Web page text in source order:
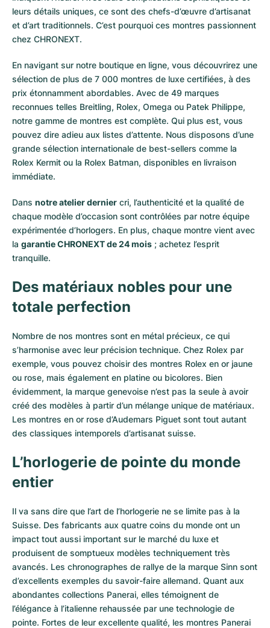
leurs détails uniques, ce sont des chefs-d’œuvre d’artisanat
et d’art traditionnels. C’est pourquoi ces montres passionnent
chez CHRONEXT.
En navigant sur notre boutique en ligne, vous découvrirez une
sélection de plus de 7 000 montres de luxe certifiées, à des
prix étonnamment abordables. Avec de 49 marques
reconnues telles Breitling, Rolex, Omega ou Patek Philippe,
notre gamme de montres est complète. Qui plus est, vous
pouvez dire adieu aux listes d’attente. Nous disposons d’une
grande sélection internationale de best-sellers comme la
Rolex Kermit ou la Rolex Batman, disponibles en livraison
immédiate.
Dans notre atelier dernier cri, l’authenticité et la qualité de
chaque modèle d’occasion sont contrôlées par notre équipe
expérimentée d’horlogers. En plus, chaque montre vient avec
la garantie CHRONEXT de 24 mois ; achetez l’esprit
tranquille.
Des matériaux nobles pour une
totale perfection
Nombre de nos montres sont en métal précieux, ce qui
s’harmonise avec leur précision technique. Chez Rolex par
exemple, vous pouvez choisir des montres Rolex en or jaune
ou rose, mais également en platine ou bicolores. Bien
évidemment, la marque genevoise n’est pas la seule à avoir
créé des modèles à partir d’un mélange unique de matériaux.
Les montres en or rose d’Audemars Piguet sont tout autant
des classiques intemporels d’artisanat suisse.
L’horlogerie de pointe du monde
entier
Il va sans dire que l’art de l’horlogerie ne se limite pas à la
Suisse. Des fabricants aux quatre coins du monde ont un
impact tout aussi important sur le marché du luxe et
produisent de somptueux modèles techniquement très
avancés. Les chronographes de rallye de la marque Sinn sont
d’excellents exemples du savoir-faire allemand. Quant aux
abondantes collections Panerai, elles témoignent de
l’élégance à l’italienne rehaussée par une technologie de
pointe. Fortes de leur excellente qualité, les montres Panerai